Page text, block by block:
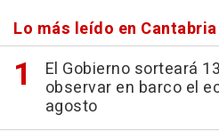
Lo más leído en Cantabria
El Gobierno sorteará
observar en barco el
agosto